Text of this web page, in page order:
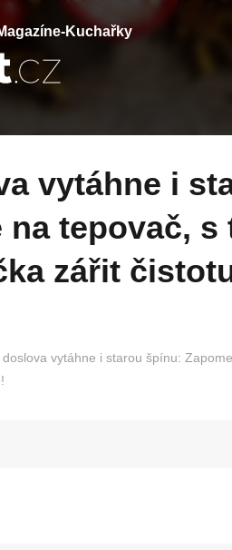
e-Kuchařky
na tepovač,
zářit
doslova vytáhne i starou špínu: